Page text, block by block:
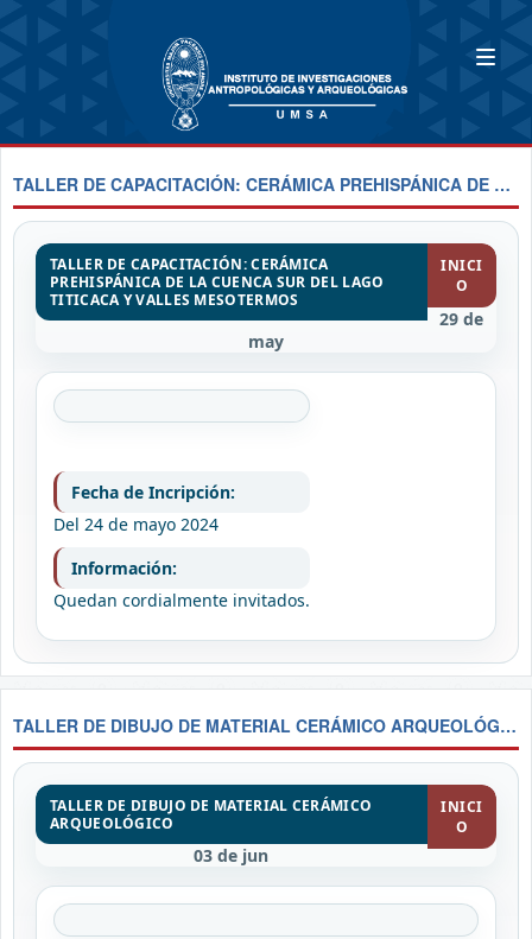
TALLER DE CAPACITACIÓN: CERÁMICA PREHISPÁNICA DE LA CUENCA SUR DEL LAGO TITICACA Y VALLES MESOTERMOS
TALLER DE CAPACITACIÓN: CERÁMICA
PREHISPÁNICA DE LA CUENCA SUR DEL LAGO
TITICACA Y VALLES MESOTERMOS
INICI
O
29 de
may
Fecha de Incripción:
Del 24 de mayo 2024
Información:
Quedan cordialmente invitados.
TALLER DE DIBUJO DE MATERIAL CERÁMICO ARQUEOLÓGICO
TALLER DE DIBUJO DE MATERIAL CERÁMICO
ARQUEOLÓGICO
INICI
O
03 de jun